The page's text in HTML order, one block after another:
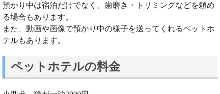
預かり中は宿泊だけでなく、歯磨き・トリミングなどを頼め
る場合もあります。
また、動画や画像で預かり中の様子を送ってくれるペットホ
テルもあります。
ペットホテルの料金